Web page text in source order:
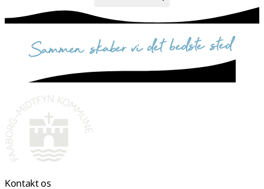
sammen skaber vi det bedste sted
Kontakt os